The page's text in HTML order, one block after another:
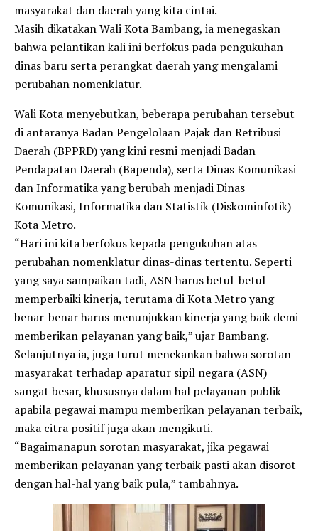
masyarakat dan daerah yang kita cintai.
Masih dikatakan Wali Kota Bambang, ia menegaskan
bahwa pelantikan kali ini berfokus pada pengukuhan
dinas baru serta perangkat daerah yang mengalami
perubahan nomenklatur.
Wali Kota menyebutkan, beberapa perubahan tersebut
di antaranya Badan Pengelolaan Pajak dan Retribusi
Daerah (BPPRD) yang kini resmi menjadi Badan
Pendapatan Daerah (Bapenda), serta Dinas Komunikasi
dan Informatika yang berubah menjadi Dinas
Komunikasi, Informatika dan Statistik (Diskominfotik)
Kota Metro.
“Hari ini kita berfokus kepada pengukuhan atas
perubahan nomenklatur dinas-dinas tertentu. Seperti
yang saya sampaikan tadi, ASN harus betul-betul
memperbaiki kinerja, terutama di Kota Metro yang
benar-benar harus menunjukkan kinerja yang baik demi
memberikan pelayanan yang baik,” ujar Bambang.
Selanjutnya ia, juga turut menekankan bahwa sorotan
masyarakat terhadap aparatur sipil negara (ASN)
sangat besar, khususnya dalam hal pelayanan publik
apabila pegawai mampu memberikan pelayanan terbaik,
maka citra positif juga akan mengikuti.
“Bagaimanapun sorotan masyarakat, jika pegawai
memberikan pelayanan yang terbaik pasti akan disorot
dengan hal-hal yang baik pula,” tambahnya.